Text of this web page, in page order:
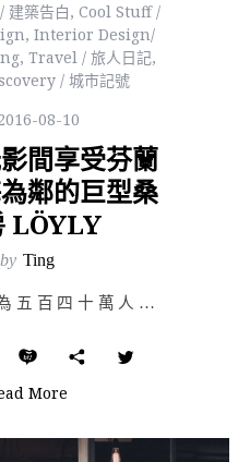
築告白, Cool Stuff /
, Interior Design/
, Travel / 旅人日記,
/ 城市記號
08-10
間享受芬蘭
鄰的巨型桑
LÖYLY
by Ting
芬蘭總人口為五百四十萬人，而芬蘭桑拿房的數量則是三百三十萬，在這超過總人口數半數的數字中，大部分都是…
More